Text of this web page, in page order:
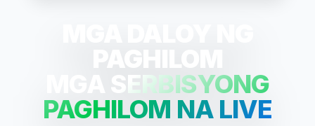
MGA SERBISYONG
PAGHILOM NA LIVE